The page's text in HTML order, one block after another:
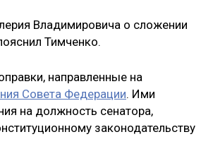
Владимировича о сложении
Тимченко.
направленные на
Совета Федерации. Ими
на должность сенатора,
законодательству